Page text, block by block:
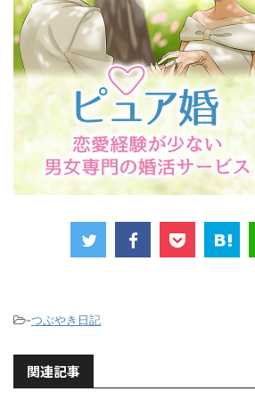
-つぶやき日記
関連記事